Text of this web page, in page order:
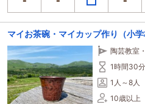
マイお茶碗・マイカップ作り（小学
陶芸教室
1時間30分
1人～8人
10歳以上